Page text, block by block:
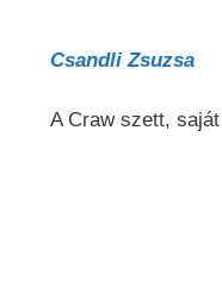
Csandli Zsuzsa
A Craw szett,